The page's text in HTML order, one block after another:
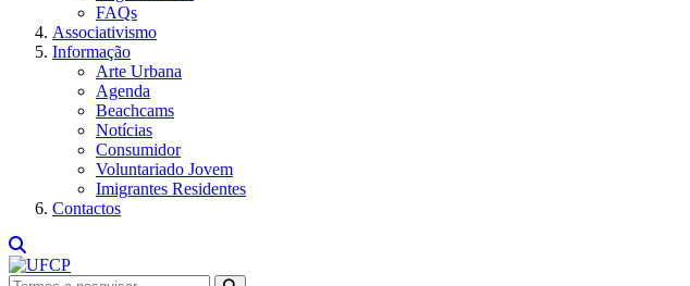
FAQs
Associativismo
Informação
Arte Urbana
Agenda
Beachcams
Notícias
Consumidor
Voluntariado Jovem
Imigrantes Residentes
Contactos